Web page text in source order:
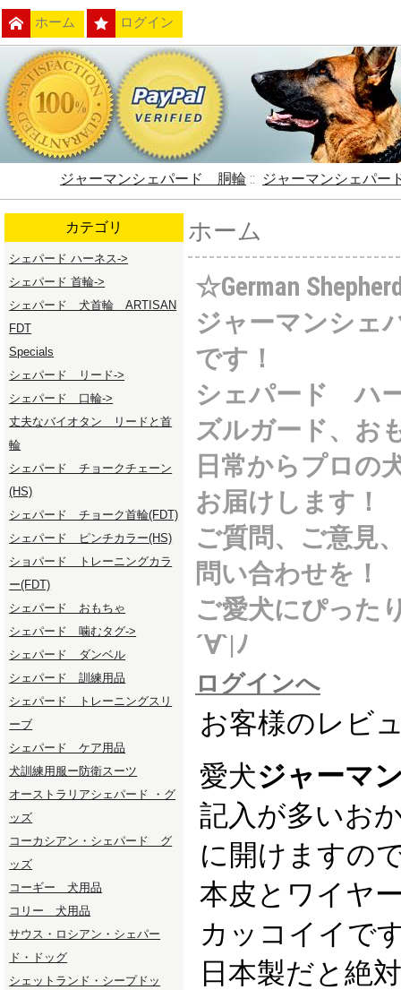
ホーム ログイン
ジャーマンシェパード 胴輪 :: ジャーマンシェパ
カテゴリ
シェパード ハーネス->
シェパード 首輪->
シェパード 犬首輪 ARTISAN
FDT
Specials
シェパード リード->
シェパード 口輪->
丈夫なバイオタン リードと首
輪
シェパード チョークチェーン
(HS)
シェパード チョーク首輪(FDT)
シェパード ピンチカラー(HS)
ショパード トレーニングカラ
ー(FDT)
シェパード おもちゃ
シェパード 噛むタグ->
シェパード ダンベル
シェパード 訓練用品
シェパード トレーニングスリ
ーブ
シェパード ケア用品
犬訓練用服ー防衛スーツ
オーストラリアシェパード ・グ
ッズ
コーカシアン・シェパード グ
ッズ
コーギー 犬用品
コリー 犬用品
サウス・ロシアン・シェパー
ド・ドッグ
シェットランド・シープドッ
ホーム
☆German
ジャーマンシェ
です！
シェパード ハ
ズルガード、お
日常からプロの
お届けします！
ご質問、ご意見
問い合わせを！
ご愛犬にぴった
´∀`|ﾉ
ログインへ
お客様のレビ
愛犬ジャーマ
記入が多いお
に開けますの
本皮とワイヤ
カッコイイで
日本製だと絶